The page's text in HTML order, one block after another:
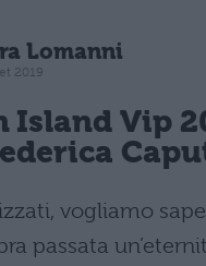
Lomanni
2019
Island Vip
vogliamo
passata